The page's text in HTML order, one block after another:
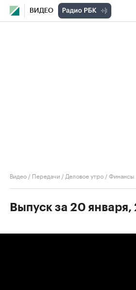
ВИДЕО
Видео / Передачи / Деловое утро /Финансы
Выпуск за 20 января,